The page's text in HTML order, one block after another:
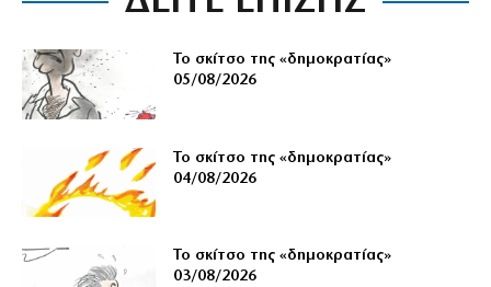
Το σκίτσο της «δημοκρατίας»
05/08/2026
Το σκίτσο της «δημοκρατίας»
04/08/2026
Το σκίτσο της «δημοκρατίας»
03/08/2026